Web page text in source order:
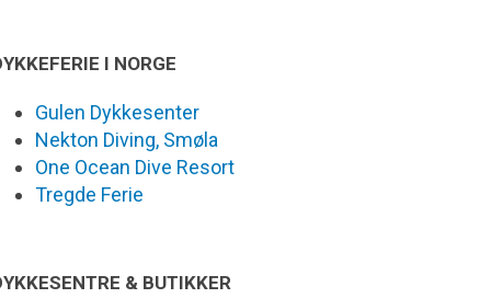
I NORGE
Gulen Dykkesenter
Nekton Diving, Smøla
One Ocean Dive Resort
Tregde Ferie
& BUTIKKER